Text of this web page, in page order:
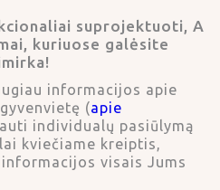
suprojektuoti, A
kuriuose galėsite
informacijos apie
(apie
individualų pasiūlymą
kviečiame kreiptis,
visais Jums